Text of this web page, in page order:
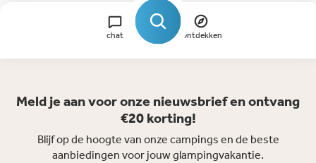
chat Ontdekken
Meld je aan voor onze nieuwsbrief en ontvang
€20 korting!
Blijf op de hoogte van onze campings en de beste
aanbiedingen voor jouw glampingvakantie.